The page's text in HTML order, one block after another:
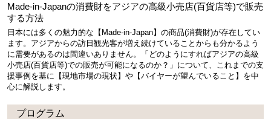
Made-in-Japanの消費財をアジアの高級小売店(百貨店等)で販売
する方法
日本には多くの魅力的な【Made-in-Japan】の商品(消費財)が存在してい
ます。アジアからの訪日観光客が増え続けていることからも分かるよう
に需要があるのは間違いありません。「どのようにすればアジアの高級
小売店(百貨店等)での販売が可能になるのか？」について、これまでの支
援事例を基に【現地市場の現状】や【バイヤーが望んでいること】を中
心に解説します。
プログラム